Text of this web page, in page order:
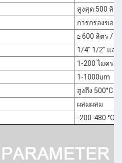
สูงสุด 500 ลิต
การกรองของ
≥ 600 ลิตร /
1/4" 1/2" และ
1-200 ไมครอน
1-1000um
สูงถึง 500°C
ผสมผสม
-200-480 °C